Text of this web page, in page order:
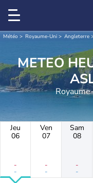
Météo Royaume-Uni Angleterre
METEO
Jeu
06
-
-
Ven
07
-
-
Sam
08
-
-